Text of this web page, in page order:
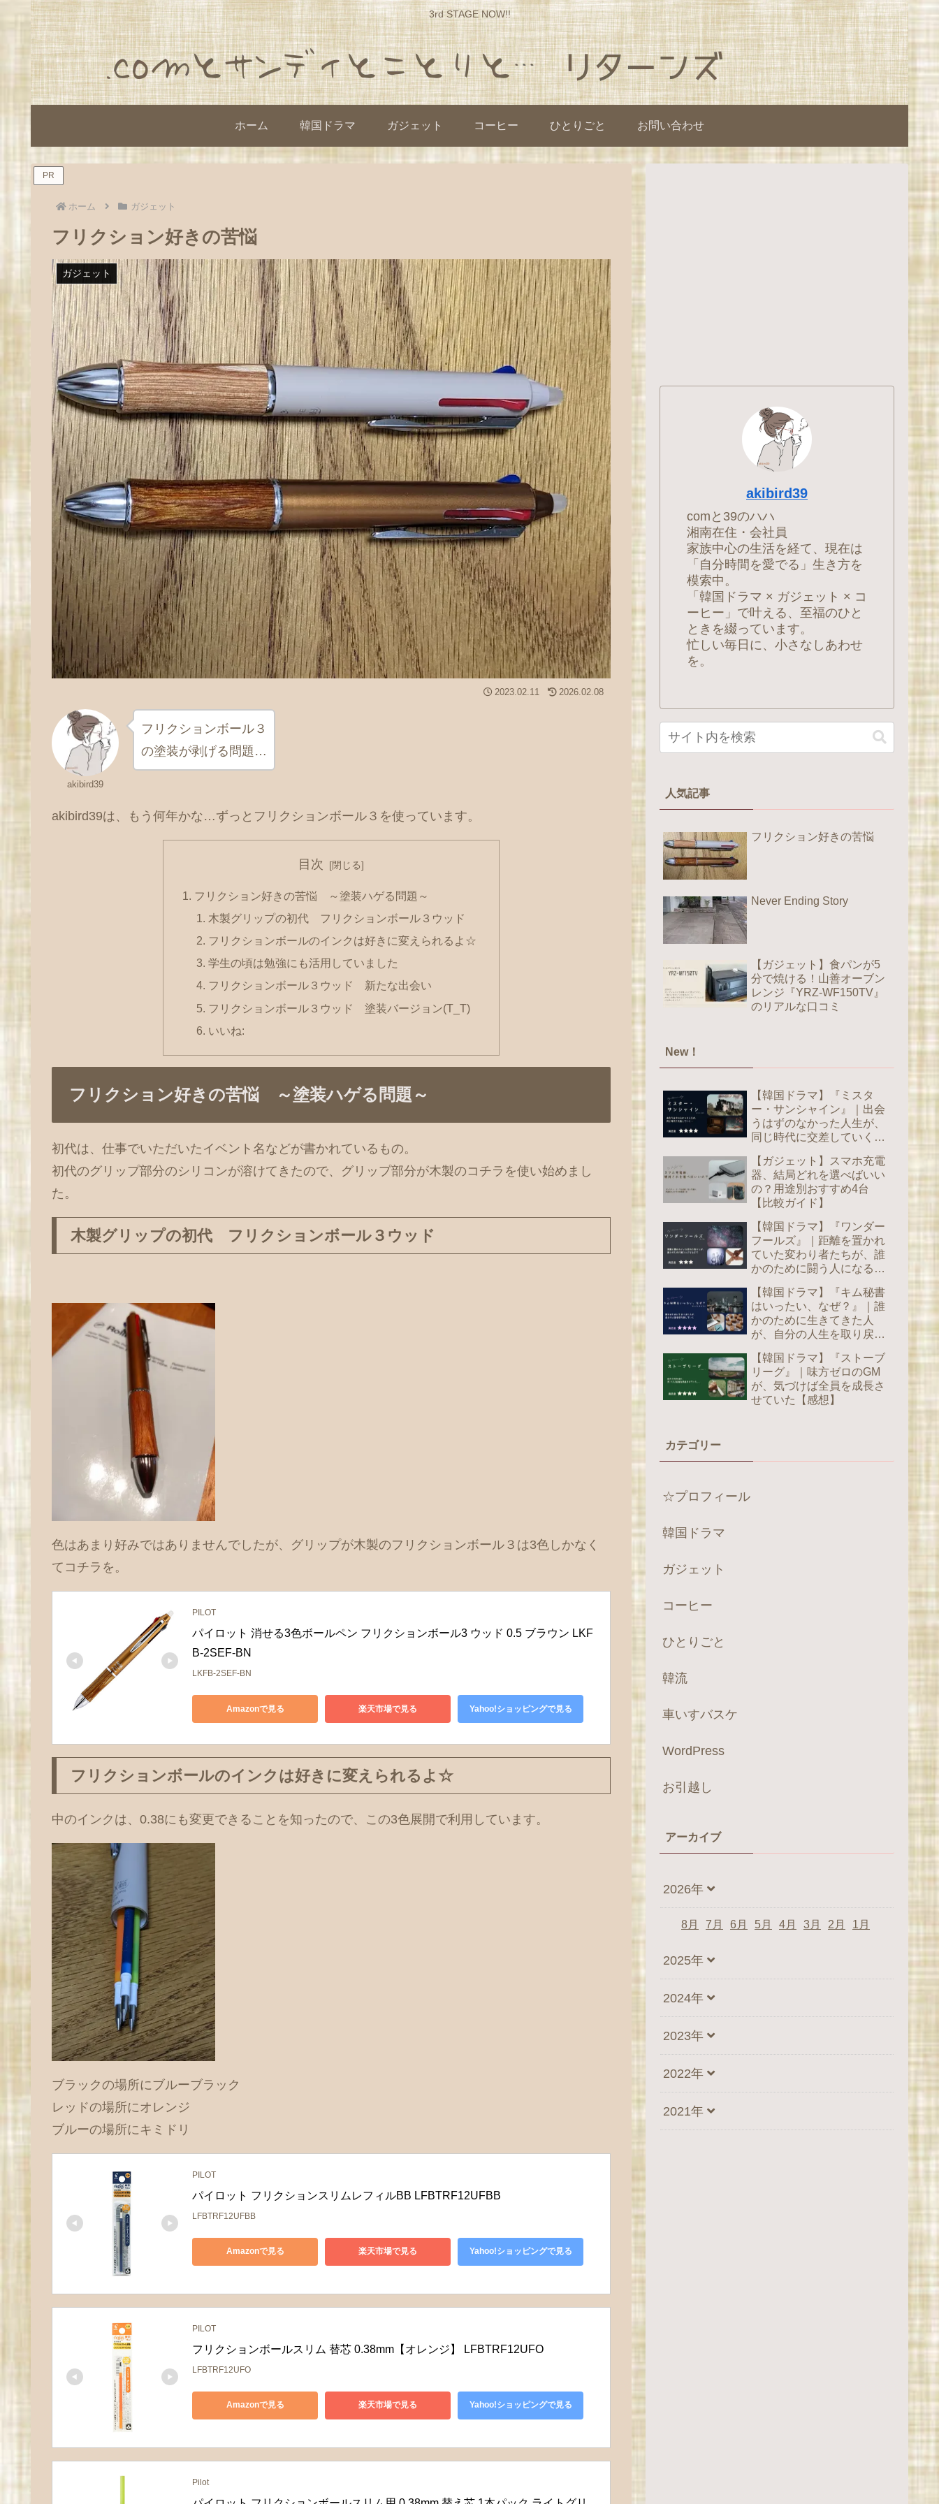
3rd STAGE NOW!!
ホーム 韓国ドラマ ガジェット コーヒー ひとりごと お問い合わせ
PR
ホーム ガジェット
フリクション好きの苦悩
ガジェット
2023.02.11 2026.02.08
akibird39
フリクションボール３
の塗装が剥げる問題…
akibird39は、もう何年かな…ずっとフリクションボール３を使っています。
目次
フリクション好きの苦悩 ～塗装ハゲる問題～
木製グリップの初代 フリクションボール３ウッド
フリクションボールのインクは好きに変えられるよ☆
学生の頃は勉強にも活用していました
フリクションボール３ウッド 新たな出会い
フリクションボール３ウッド 塗装バージョン(T_T)
いいね:
フリクション好きの苦悩 ～塗装ハゲる問題～
初代は、仕事でいただいたイベント名などが書かれているもの。
初代のグリップ部分のシリコンが溶けてきたので、グリップ部分が木製のコチラを使い始めまし
た。
木製グリップの初代 フリクションボール３ウッド
色はあまり好みではありませんでしたが、グリップが木製のフリクションボール３は3色しかなく
てコチラを。
PILOT
パイロット 消せる3色ボールペン フリクションボール3 ウッド 0.5 ブラウン LKF
B-2SEF-BN
LKFB-2SEF-BN
Amazonで見る 楽天市場で見る Yahoo!ショッピングで見る
フリクションボールのインクは好きに変えられるよ☆
中のインクは、0.38にも変更できることを知ったので、この3色展開で利用しています。
ブラックの場所にブルーブラック
レッドの場所にオレンジ
ブルーの場所にキミドリ
PILOT
パイロット フリクションスリムレフィルBB LFBTRF12UFBB
LFBTRF12UFBB
Amazonで見る 楽天市場で見る Yahoo!ショッピングで見る
PILOT
フリクションボールスリム 替芯 0.38mm【オレンジ】 LFBTRF12UFO
LFBTRF12UFO
Amazonで見る 楽天市場で見る Yahoo!ショッピングで見る
Pilot
akibird39
comと39のハハ
湘南在住・会社員
家族中心の生活を経て、現在は
「自分時間を愛でる」生き方を
模索中。
「韓国ドラマ × ガジェット × コ
ーヒー」で叶える、至福のひと
ときを綴っています。
忙しい毎日に、小さなしあわせ
を。
人気記事
フリクション好きの苦悩
Never Ending Story
【ガジェット】食パンが5
分で焼ける！山善オーブン
レンジ『YRZ-WF150TV』
のリアルな口コミ
New！
【韓国ドラマ】『ミスタ
ー・サンシャイン』｜出会
うはずのなかった人生が、
同じ時代に交差していく
【ガジェット】スマホ充電
器、結局どれを選べばいい
の？用途別おすすめ4台
【比較ガイド】
【韓国ドラマ】『ワンダー
フールズ』｜距離を置かれ
ていた変わり者たちが、誰
かのために闘う人になるま
【韓国ドラマ】『キム秘書
はいったい、なぜ？』｜誰
かのために生きてきた人
が、自分の人生を取り戻し
【韓国ドラマ】『ストーブ
リーグ』｜味方ゼロのGM
が、気づけば全員を成長さ
せていた【感想】
カテゴリー
☆プロフィール
韓国ドラマ
ガジェット
コーヒー
ひとりごと
韓流
車いすバスケ
WordPress
お引越し
アーカイブ
2026年
8月 7月 6月 5月 4月 3月 2月 1月
2025年
2024年
2023年
2022年
2021年